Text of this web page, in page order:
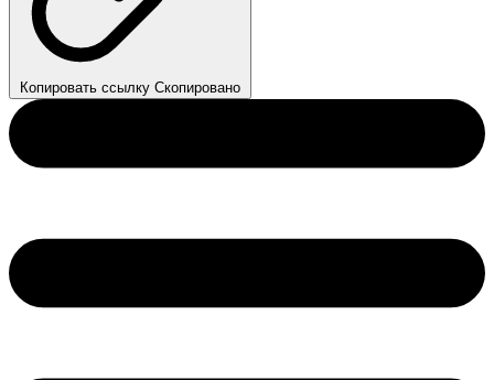
Копировать ссылку Скопировано